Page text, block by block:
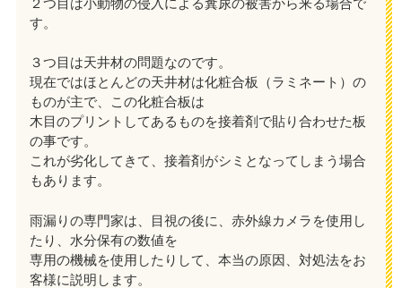
す。
３つ目は天井材の問題なのです。
現在ではほとんどの天井材は化粧合板（ラミネート）の
ものが主で、この化粧合板は
木目のプリントしてあるものを接着剤で貼り合わせた板
の事です。
これが劣化してきて、接着剤がシミとなってしまう場合
もあります。
雨漏りの専門家は、目視の後に、赤外線カメラを使用し
たり、水分保有の数値を
専用の機械を使用したりして、本当の原因、対処法をお
客様に説明します。